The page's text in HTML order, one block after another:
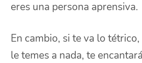
eres una persona aprensiva.
En cambio, si te va lo
le temes a nada, te